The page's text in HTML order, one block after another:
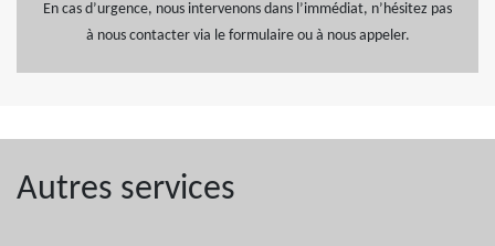
En cas d’urgence, nous intervenons dans l’immédiat, n’hésitez pas
à nous contacter via le formulaire ou à nous appeler.
Autres services